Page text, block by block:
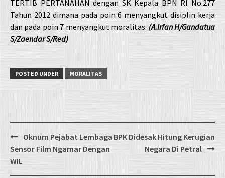
TERTIB PERTANAHAN dengan SK Kepala BPN RI No.277
Tahun 2012 dimana pada poin 6 menyangkut disiplin kerja
dan pada poin 7 menyangkut moralitas. (A.Irfan H/Gandatua
S/Zaendar S/Red)
POSTED UNDER MORALITAS
Post
navigation
Oknum Pejabat Lembaga
Sensor Film Ngamar Dengan
WIL
BPK Didesak Hitung Kerugian
Negara Di Petral